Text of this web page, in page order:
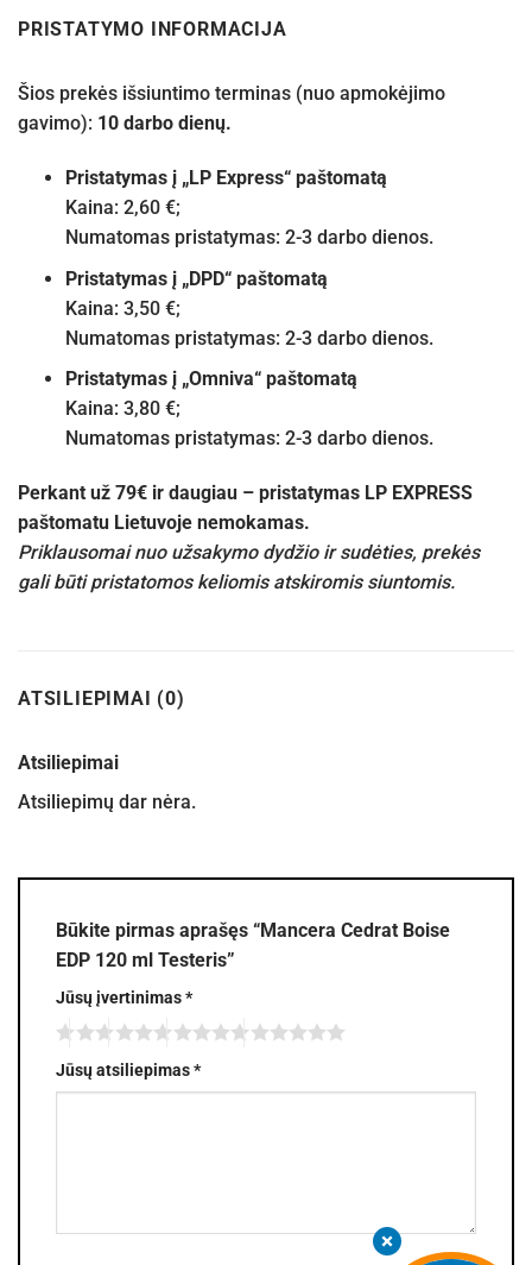
PRISTATYMO INFORMACIJA
Šios prekės išsiuntimo terminas (nuo apmokėjimo
gavimo): 10 darbo dienų.
Pristatymas į „LP Express“ paštomatą
Kaina: 2,60 €;
Numatomas pristatymas: 2-3 darbo dienos.
Pristatymas į „DPD“ paštomatą
Kaina: 3,50 €;
Numatomas pristatymas: 2-3 darbo dienos.
Pristatymas į „Omniva“ paštomatą
Kaina: 3,80 €;
Numatomas pristatymas: 2-3 darbo dienos.
Perkant už 79€ ir daugiau – pristatymas LP EXPRESS
paštomatu Lietuvoje nemokamas.
Priklausomai nuo užsakymo dydžio ir sudėties, prekės
gali būti pristatomos keliomis atskiromis siuntomis.
ATSILIEPIMAI (0)
Atsiliepimai
Atsiliepimų dar nėra.
Būkite pirmas aprašęs “Mancera Cedrat Boise
EDP 120 ml Testeris”
Jūsų įvertinimas*
Jūsų atsiliepimas*